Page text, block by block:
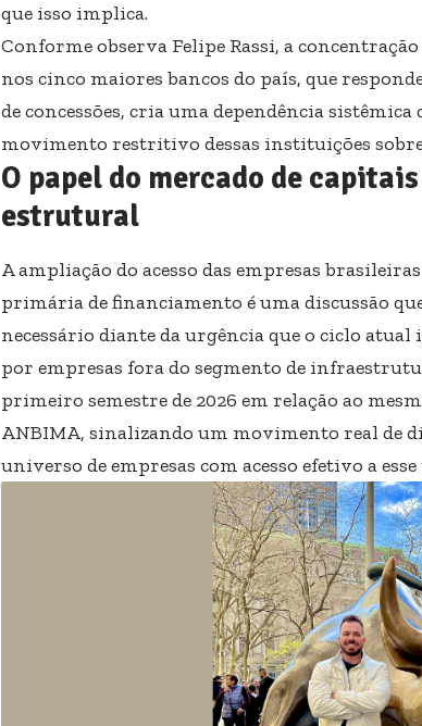
que isso implica.
Conforme observa Felipe Rassi, a
nos cinco maiores bancos do país, que
de concessões, cria uma dependência
movimento restritivo dessas instituições
O papel do mercado de
estrutural
A ampliação do acesso das empresas
primária de financiamento é uma discussão
necessário diante da urgência que o ciclo atual
por empresas fora do segmento de
primeiro semestre de 2026 em relação ao
ANBIMA, sinalizando um movimento real de
universo de empresas com acesso efetivo a